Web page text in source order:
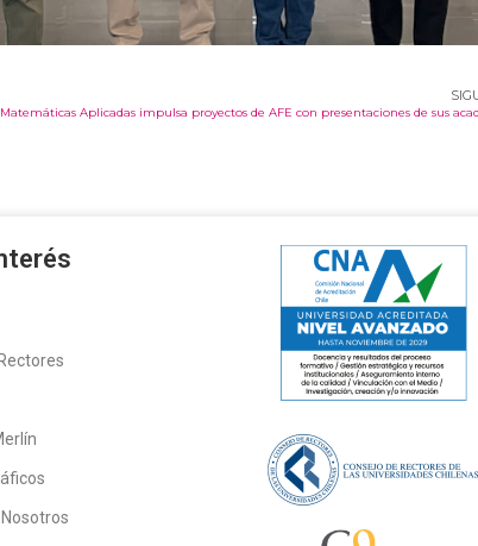
Aplicadas impulsa proyectos de AFE con presentaciones de sus